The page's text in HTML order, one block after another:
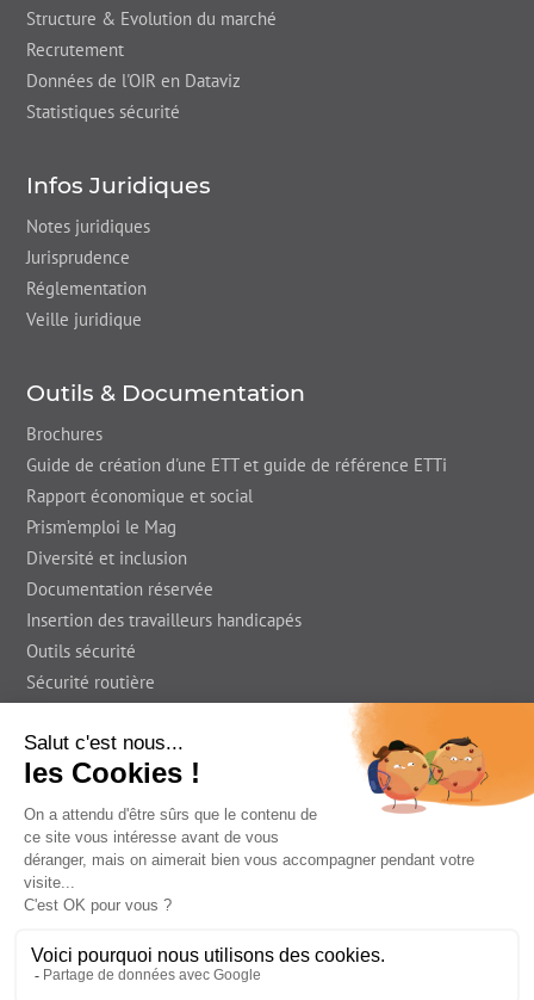
Structure & Evolution du marché
Recrutement
Données de l'OIR en Dataviz
Statistiques sécurité
Infos Juridiques
Notes juridiques
Jurisprudence
Réglementation
Veille juridique
Outils & Documentation
Brochures
Guide de création d'une ETT et guide de référence ETTi
Rapport économique et social
Prism’emploi le Mag
Diversité et inclusion
Documentation réservée
Insertion des travailleurs handicapés
Outils sécurité
Sécurité routière
En région
Foire Aux Questions
Prism'emploi le Blog
Informations légales
Déclaration d’accessibilité
Contact